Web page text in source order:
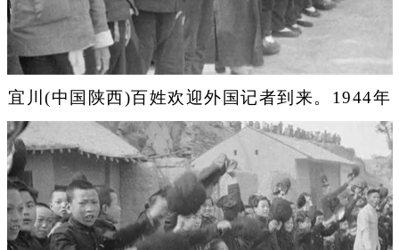
宜川(中国陕西)百姓欢迎外国记者到来。1944年